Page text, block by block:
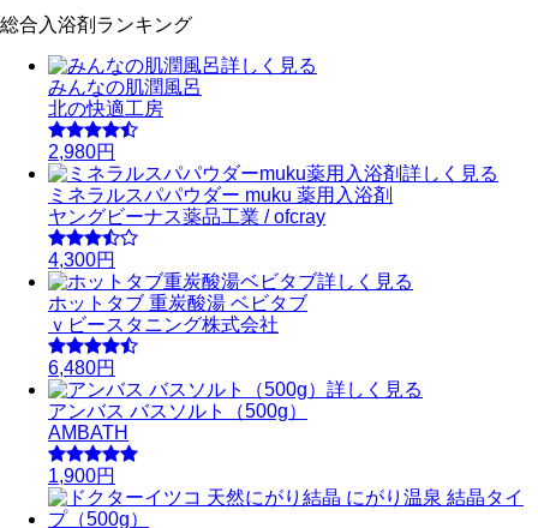
総合入浴剤ランキング
詳しく見る
みんなの肌潤風呂
北の快適工房
2,980円
詳しく見る
ミネラルスパパウダー muku 薬用入浴剤
ヤングビーナス薬品工業 / ofcray
4,300円
詳しく見る
ホットタブ 重炭酸湯 ベビタブ
ｖビースタニング株式会社
6,480円
詳しく見る
アンバス バスソルト（500g）
AMBATH
1,900円